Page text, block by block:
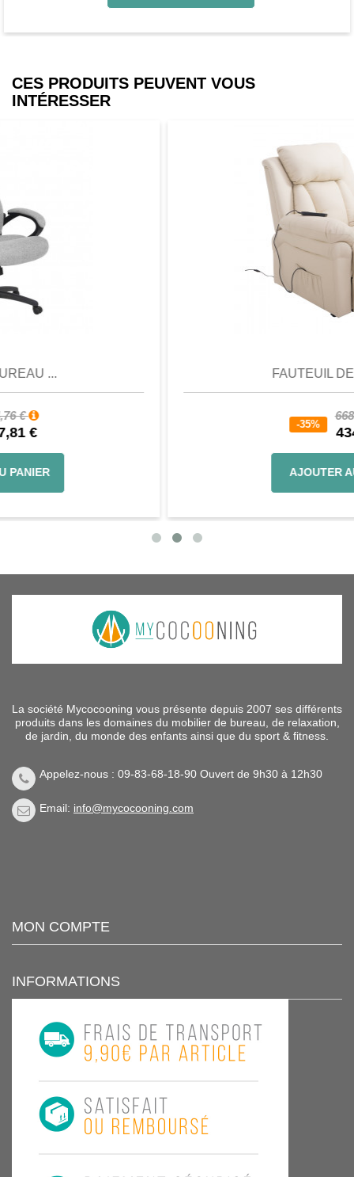
CES PRODUITS PEUVENT VOUS
INTÉRESSER
La société Mycocooning vous présente depuis 2007 ses différents
produits dans les domaines du mobilier de bureau, de relaxation,
de jardin, du monde des enfants ainsi que du sport & fitness.
Appelez-nous : 09-83-68-18-90 Ouvert de 9h30 à 12h30
Email: info@mycocooning.com
MON COMPTE
INFORMATIONS